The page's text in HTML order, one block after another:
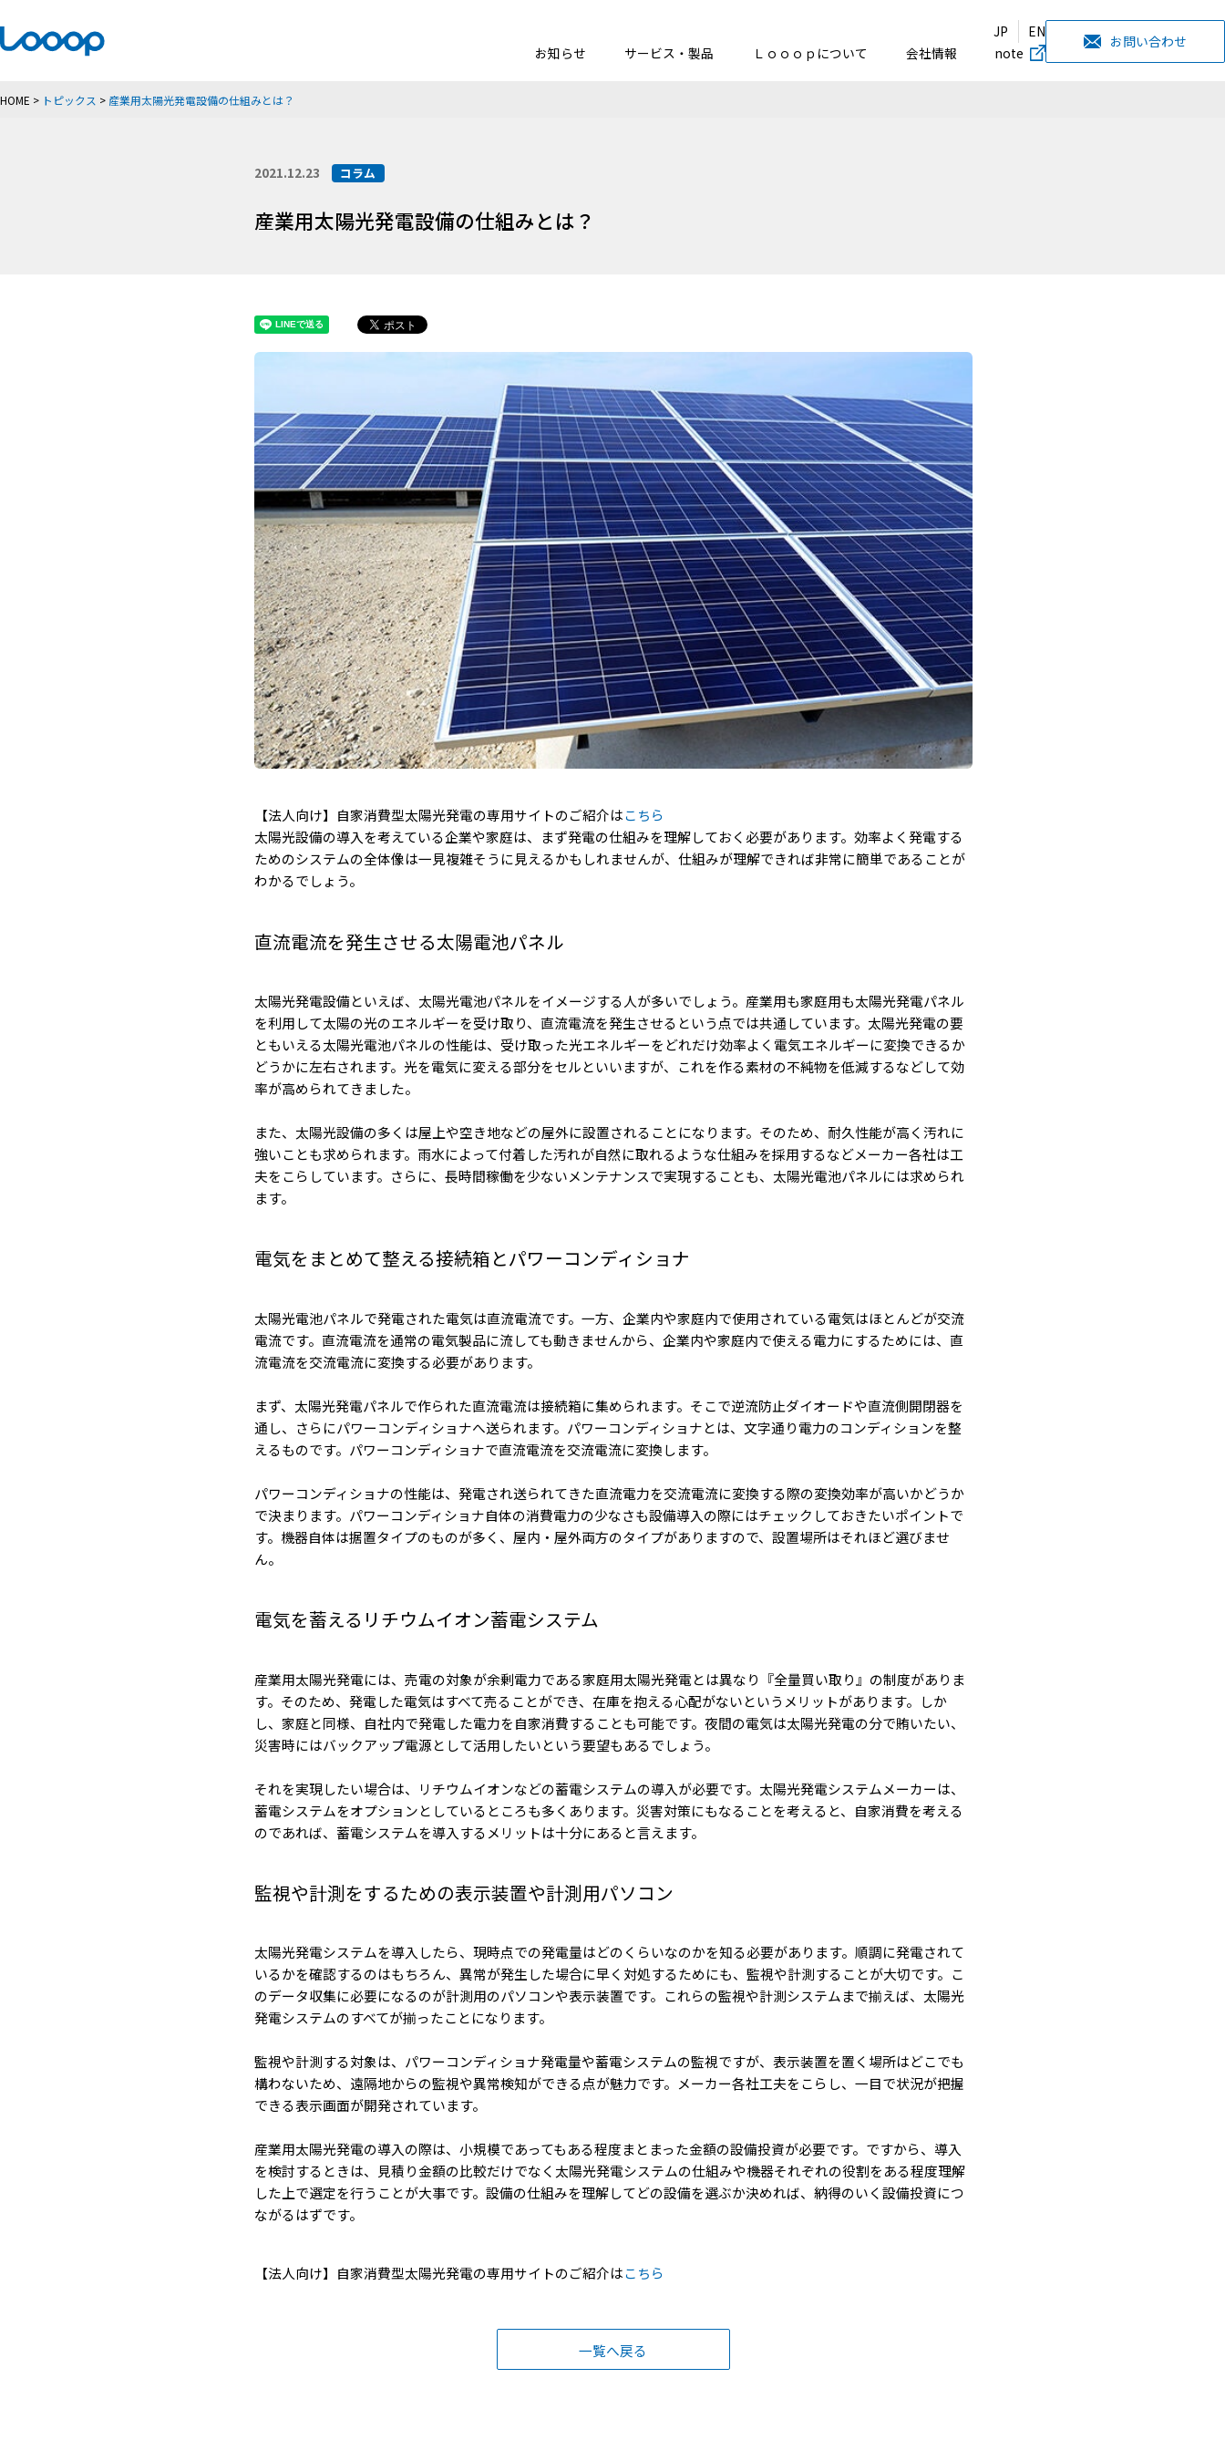
JP
EN
お知らせ
サービス・製品 Ｌｏｏｏｐについて 会社情報 note
お問い合わせ
HOME > トピックス > 産業用太陽光発電設備の仕組みとは？
2021.12.23 コラム
産業用太陽光発電設備の仕組みとは？
【法人向け】自家消費型太陽光発電の専用サイトのご紹介はこちら
太陽光設備の導入を考えている企業や家庭は、まず発電の仕組みを理解しておく必要があります。効率よく発電する
ためのシステムの全体像は一見複雑そうに見えるかもしれませんが、仕組みが理解できれば非常に簡単であることが
わかるでしょう。
直流電流を発生させる太陽電池パネル
太陽光発電設備といえば、太陽光電池パネルをイメージする人が多いでしょう。産業用も家庭用も太陽光発電パネル
を利用して太陽の光のエネルギーを受け取り、直流電流を発生させるという点では共通しています。太陽光発電の要
ともいえる太陽光電池パネルの性能は、受け取った光エネルギーをどれだけ効率よく電気エネルギーに変換できるか
どうかに左右されます。光を電気に変える部分をセルといいますが、これを作る素材の不純物を低減するなどして効
率が高められてきました。
また、太陽光設備の多くは屋上や空き地などの屋外に設置されることになります。そのため、耐久性能が高く汚れに
強いことも求められます。雨水によって付着した汚れが自然に取れるような仕組みを採用するなどメーカー各社は工
夫をこらしています。さらに、長時間稼働を少ないメンテナンスで実現することも、太陽光電池パネルには求められ
ます。
電気をまとめて整える接続箱とパワーコンディショナ
太陽光電池パネルで発電された電気は直流電流です。一方、企業内や家庭内で使用されている電気はほとんどが交流
電流です。直流電流を通常の電気製品に流しても動きませんから、企業内や家庭内で使える電力にするためには、直
流電流を交流電流に変換する必要があります。
まず、太陽光発電パネルで作られた直流電流は接続箱に集められます。そこで逆流防止ダイオードや直流側開閉器を
通し、さらにパワーコンディショナへ送られます。パワーコンディショナとは、文字通り電力のコンディションを整
えるものです。パワーコンディショナで直流電流を交流電流に変換します。
パワーコンディショナの性能は、発電され送られてきた直流電力を交流電流に変換する際の変換効率が高いかどうか
で決まります。パワーコンディショナ自体の消費電力の少なさも設備導入の際にはチェックしておきたいポイントで
す。機器自体は据置タイプのものが多く、屋内・屋外両方のタイプがありますので、設置場所はそれほど選びませ
ん。
電気を蓄えるリチウムイオン蓄電システム
産業用太陽光発電には、売電の対象が余剰電力である家庭用太陽光発電とは異なり『全量買い取り』の制度がありま
す。そのため、発電した電気はすべて売ることができ、在庫を抱える心配がないというメリットがあります。しか
し、家庭と同様、自社内で発電した電力を自家消費することも可能です。夜間の電気は太陽光発電の分で賄いたい、
災害時にはバックアップ電源として活用したいという要望もあるでしょう。
それを実現したい場合は、リチウムイオンなどの蓄電システムの導入が必要です。太陽光発電システムメーカーは、
蓄電システムをオプションとしているところも多くあります。災害対策にもなることを考えると、自家消費を考える
のであれば、蓄電システムを導入するメリットは十分にあると言えます。
監視や計測をするための表示装置や計測用パソコン
太陽光発電システムを導入したら、現時点での発電量はどのくらいなのかを知る必要があります。順調に発電されて
いるかを確認するのはもちろん、異常が発生した場合に早く対処するためにも、監視や計測することが大切です。こ
のデータ収集に必要になるのが計測用のパソコンや表示装置です。これらの監視や計測システムまで揃えば、太陽光
発電システムのすべてが揃ったことになります。
監視や計測する対象は、パワーコンディショナ発電量や蓄電システムの監視ですが、表示装置を置く場所はどこでも
構わないため、遠隔地からの監視や異常検知ができる点が魅力です。メーカー各社工夫をこらし、一目で状況が把握
できる表示画面が開発されています。
産業用太陽光発電の導入の際は、小規模であってもある程度まとまった金額の設備投資が必要です。ですから、導入
を検討するときは、見積り金額の比較だけでなく太陽光発電システムの仕組みや機器それぞれの役割をある程度理解
した上で選定を行うことが大事です。設備の仕組みを理解してどの設備を選ぶか決めれば、納得のいく設備投資につ
ながるはずです。
【法人向け】自家消費型太陽光発電の専用サイトのご紹介はこちら
一覧へ戻る